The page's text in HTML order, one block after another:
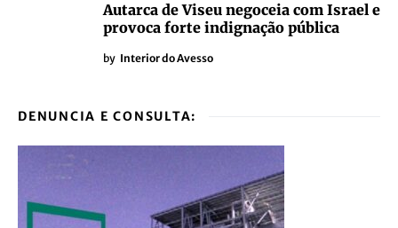
Autarca de Viseu negoceia com Israel e
provoca forte indignação pública
by Interior do Avesso
DENUNCIA E CONSULTA: